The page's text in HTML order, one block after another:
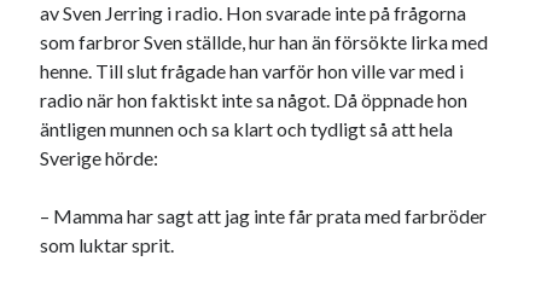
av Sven Jerring i radio. Hon svarade inte på frågorna
som farbror Sven ställde, hur han än försökte lirka med
henne. Till slut frågade han varför hon ville var med i
radio när hon faktiskt inte sa något. Då öppnade hon
äntligen munnen och sa klart och tydligt så att hela
Sverige hörde:
– Mamma har sagt att jag inte får prata med farbröder
som luktar sprit.